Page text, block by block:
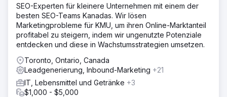
SEO-Experten für kleinere Unternehmen mit einem der
besten SEO-Teams Kanadas. Wir lösen
Marketingprobleme für KMU, um ihren Online-Marktanteil
profitabel zu steigern, indem wir ungenutzte Potenziale
entdecken und diese in Wachstumsstrategien umsetzen.
Toronto, Ontario, Canada
Leadgenerierung, Inbound-Marketing +21
IT, Lebensmittel und Getränke +3
$1,000 - $5,000